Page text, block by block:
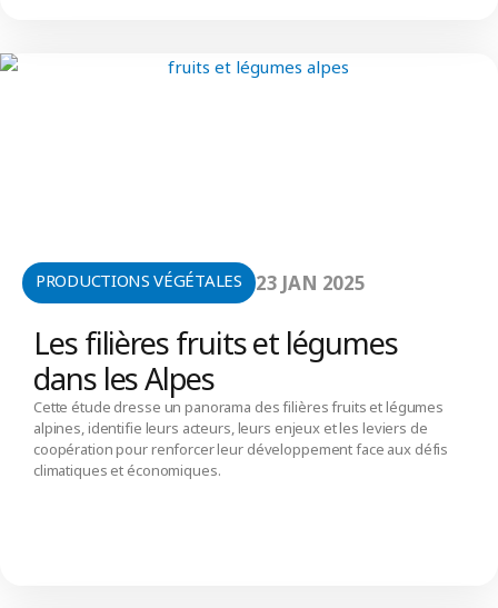
PRODUCTIONS VÉGÉTALES 23 JAN 2025
Les filières fruits et légumes
dans les Alpes
Cette étude dresse un panorama des filières fruits et légumes
alpines, identifie leurs acteurs, leurs enjeux et les leviers de
coopération pour renforcer leur développement face aux défis
climatiques et économiques.